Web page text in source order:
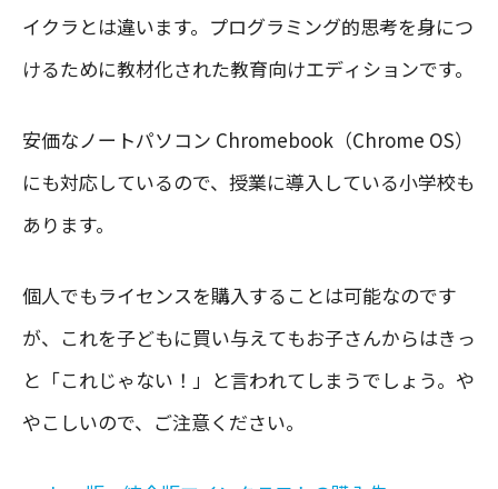
イクラとは違います。プログラミング的思考を身につ
けるために教材化された教育向けエディションです。
安価なノートパソコン Chromebook（Chrome OS）
にも対応しているので、授業に導入している小学校も
あります。
個人でもライセンスを購入することは可能なのです
が、これを子どもに買い与えてもお子さんからはきっ
と「これじゃない！」と言われてしまうでしょう。や
やこしいので、ご注意ください。